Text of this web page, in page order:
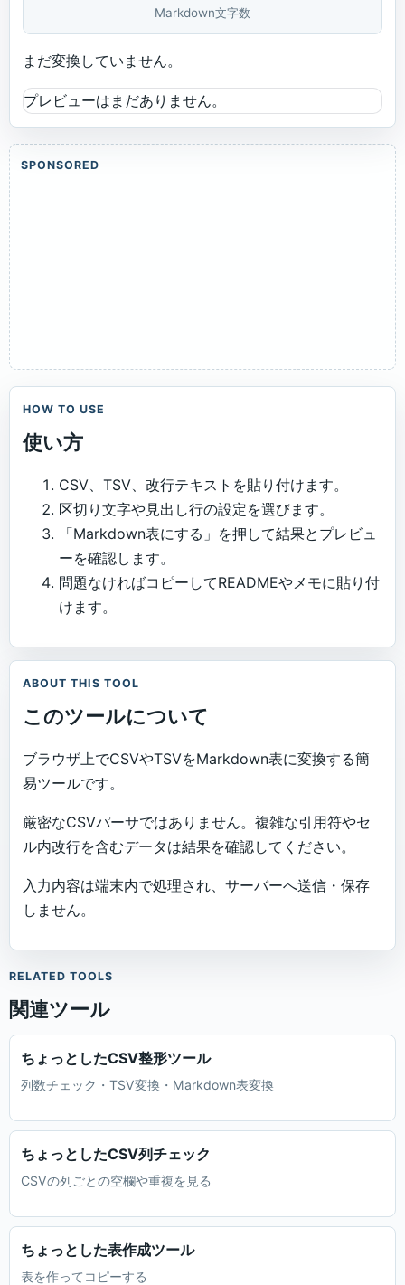
Markdown文字数
まだ変換していません。
プレビューはまだありません。
SPONSORED
HOW TO USE
使い方
CSV、TSV、改行テキストを貼り付けます。
区切り文字や見出し行の設定を選びます。
「Markdown表にする」を押して結果とプレビュ
ーを確認します。
問題なければコピーしてREADMEやメモに貼り付
けます。
ABOUT THIS TOOL
このツールについて
ブラウザ上でCSVやTSVをMarkdown表に変換する簡
易ツールです。
厳密なCSVパーサではありません。複雑な引用符やセ
ル内改行を含むデータは結果を確認してください。
入力内容は端末内で処理され、サーバーへ送信・保存
しません。
RELATED TOOLS
関連ツール
ちょっとしたCSV整形ツール
列数チェック・TSV変換・Markdown表変換
ちょっとしたCSV列チェック
CSVの列ごとの空欄や重複を見る
ちょっとした表作成ツール
表を作ってコピーする